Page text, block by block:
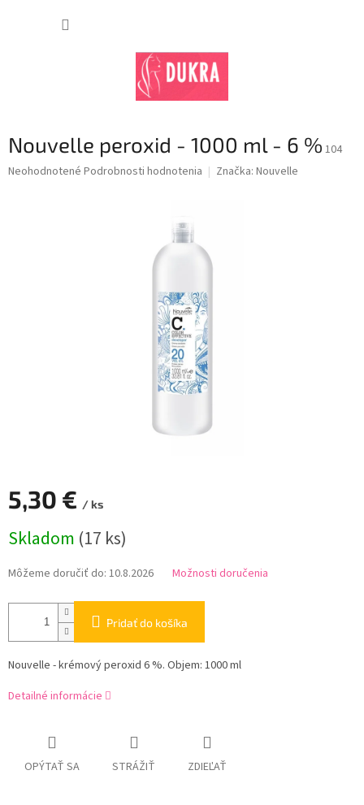
Nouvelle peroxid - 1000 ml - 6 % 104
Priemerné
Neohodnotené Podrobnosti hodnotenia Značka: Nouvelle
5,30 € / ks
cena:
Skladom (17 ks)
Môžeme doručiť do: 10.8.2026 Možnosti doručenia
Pridať do košíka
Nouvelle - krémový peroxid 6 %. Objem: 1000 ml
Detailné informácie
OPÝTAŤ SA STRÁŽIŤ ZDIEĽAŤ